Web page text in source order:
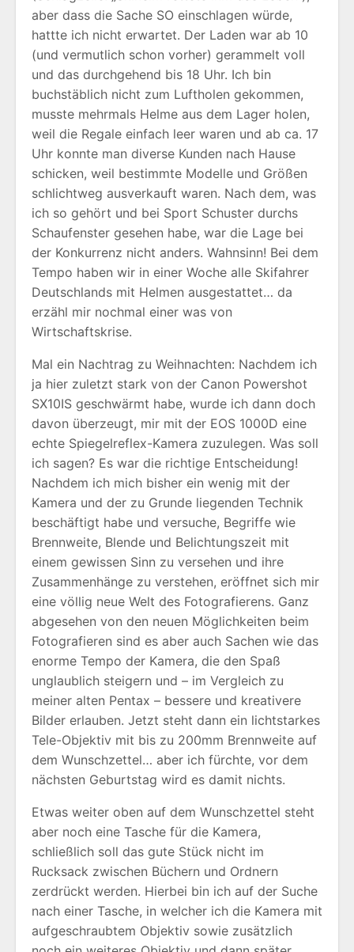
aber dass die Sache SO einschlagen würde,
hattte ich nicht erwartet. Der Laden war ab 10
(und vermutlich schon vorher) gerammelt voll
und das durchgehend bis 18 Uhr. Ich bin
buchstäblich nicht zum Luftholen gekommen,
musste mehrmals Helme aus dem Lager holen,
weil die Regale einfach leer waren und ab ca. 17
Uhr konnte man diverse Kunden nach Hause
schicken, weil bestimmte Modelle und Größen
schlichtweg ausverkauft waren. Nach dem, was
ich so gehört und bei Sport Schuster durchs
Schaufenster gesehen habe, war die Lage bei
der Konkurrenz nicht anders. Wahnsinn! Bei dem
Tempo haben wir in einer Woche alle Skifahrer
Deutschlands mit Helmen ausgestattet… da
erzähl mir nochmal einer was von
Wirtschaftskrise.
Mal ein Nachtrag zu Weihnachten: Nachdem ich
ja hier zuletzt stark von der Canon Powershot
SX10IS geschwärmt habe, wurde ich dann doch
davon überzeugt, mir mit der EOS 1000D eine
echte Spiegelreflex-Kamera zuzulegen. Was soll
ich sagen? Es war die richtige Entscheidung!
Nachdem ich mich bisher ein wenig mit der
Kamera und der zu Grunde liegenden Technik
beschäftigt habe und versuche, Begriffe wie
Brennweite, Blende und Belichtungszeit mit
einem gewissen Sinn zu versehen und ihre
Zusammenhänge zu verstehen, eröffnet sich mir
eine völlig neue Welt des Fotografierens. Ganz
abgesehen von den neuen Möglichkeiten beim
Fotografieren sind es aber auch Sachen wie das
enorme Tempo der Kamera, die den Spaß
unglaublich steigern und – im Vergleich zu
meiner alten Pentax – bessere und kreativere
Bilder erlauben. Jetzt steht dann ein lichtstarkes
Tele-Objektiv mit bis zu 200mm Brennweite auf
dem Wunschzettel… aber ich fürchte, vor dem
nächsten Geburtstag wird es damit nichts.
Etwas weiter oben auf dem Wunschzettel steht
aber noch eine Tasche für die Kamera,
schließlich soll das gute Stück nicht im
Rucksack zwischen Büchern und Ordnern
zerdrückt werden. Hierbei bin ich auf der Suche
nach einer Tasche, in welcher ich die Kamera mit
aufgeschraubtem Objektiv sowie zusätzlich